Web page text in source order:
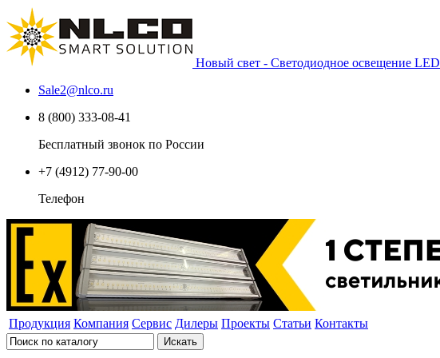
Новый свет - Светодиодное освещение LED
Sale2@nlco.ru
8 (800) 333-08-41
Бесплатный звонок по России
+7 (4912) 77-90-00
Телефон
Продукция Компания Сервис Дилеры Проекты Статьи Контакты